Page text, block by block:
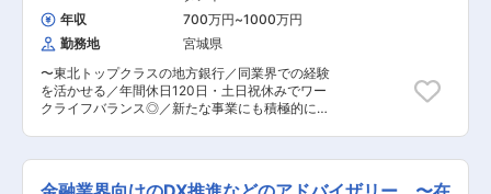
宅勤務・フレックス導入、ワークライフバランス
重視。転勤なしで長期的に働けます。 ■想定され
るキャリアパス 基礎業務から高度な企画・プロジ
ェクトまで段階的に成長でき、専門性を活かして
キャリアを築けます。 ■企業の特徴/魅力 多様な
バックグラウンドを持つメンバーと協働し、社会
範囲：本人の適性により全ての配属先への配置転
換およびグループ会社内外への出向も含めた兼務
1. セキュリティアセスメントおよびロードマッ
プ策定支援 2. セキュリティポリシー策定支援
3. セキュリティ教育実行支援 4. セキュリテ
ィCSIRT構築支援 5. セキュリティソリューショ
ン導入・運用支援 6. セキュリティプロジェクト
PMO 【プロジェクト体制】 すべてのプロジェク
トにおいて必ず複数名でチームを編成し、顧客の
課題解決に取り組みます。 単独でプロジェクトに
ただきます。 ■入社後の流れ： 入社後は既存社
年収
700万円~1000万円
勤務地
宮城県
〜東北トップクラスの地方銀行／同業界での経験
を活かせる／年間休日120日・土日祝休みでワー
クライフバランス◎／新たな事業にも積極的に挑
ため、金融犯罪防止に関する業務全般を担当いた
だきます。 ■業務詳細： 【入社直後】 ◇金融犯